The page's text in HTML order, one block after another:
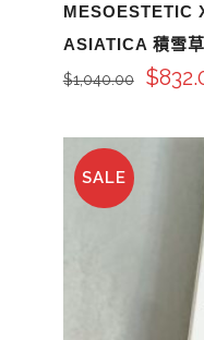
MESOESTETIC
ASIATICA 積雪
$1,040.00 $
SALE